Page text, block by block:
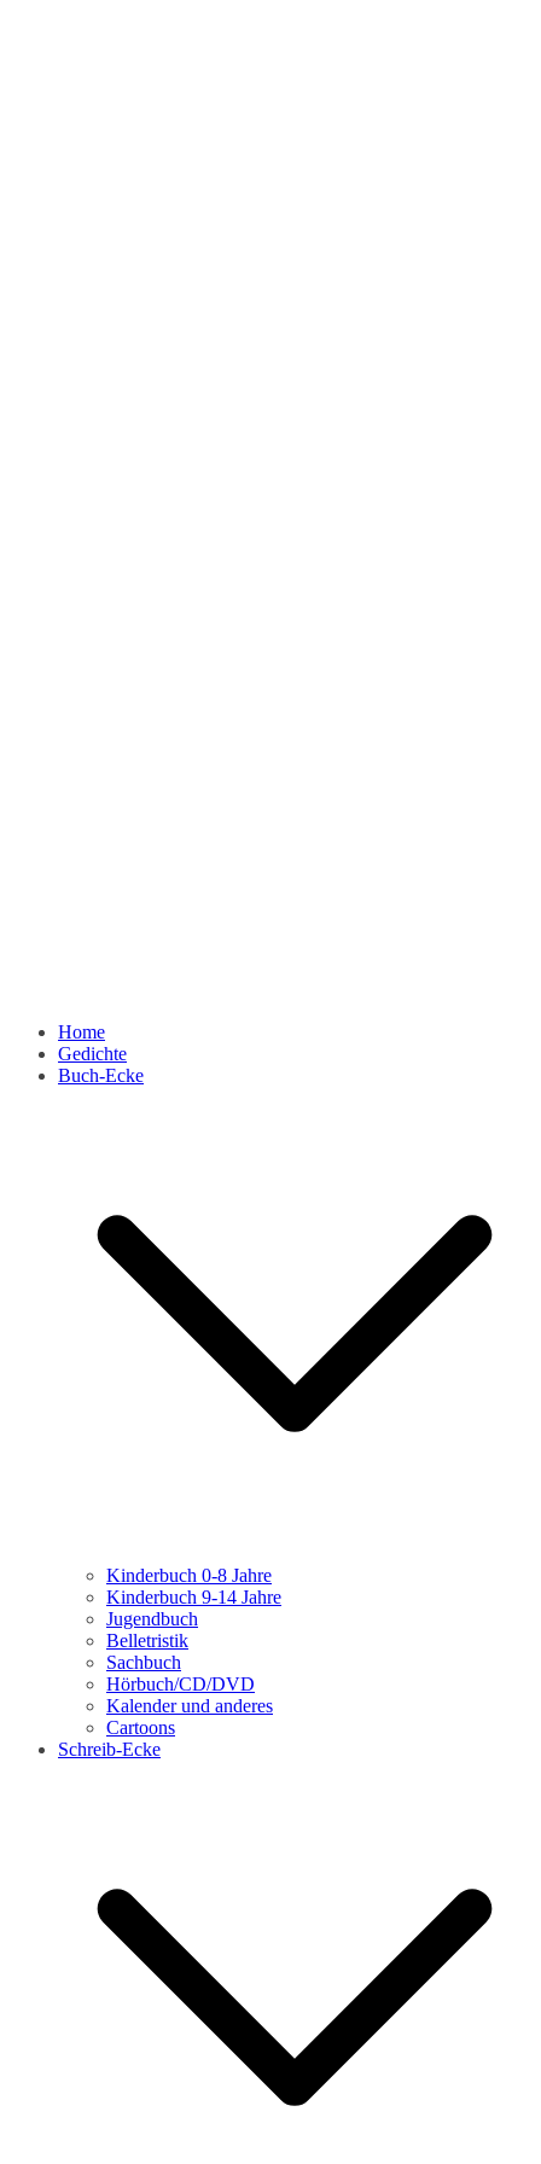
Home
Gedichte
Buch-Ecke
Kinderbuch 0-8 Jahre
Kinderbuch 9-14 Jahre
Jugendbuch
Belletristik
Sachbuch
Hörbuch/CD/DVD
Kalender und anderes
Cartoons
Schreib-Ecke